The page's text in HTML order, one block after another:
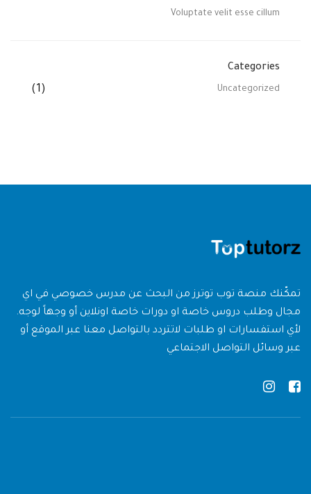
Voluptate velit esse cillum
Categories
Uncategorized
(1)
تمكّنك منصة توب توترز من البحث عن مدرس خصوصي في اي
مجال وطلب دروس خاصة او دورات خاصة اونلاين أو وجهاً لوجه.
لأي استفسارات او طلبات لاتتردد بالتواصل معنا عبر الموقع أو
عبر وسائل التواصل الاجتماعي